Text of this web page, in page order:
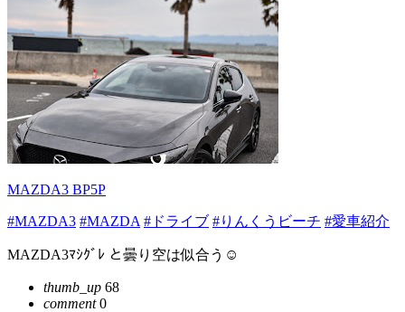
MAZDA3 BP5P
#MAZDA3 #MAZDA #ドライブ #りんくうビーチ #愛車紹介
MAZDA3ﾏｼｸﾞﾚ と曇り空は似合う☺️
thumb_up 68
comment0